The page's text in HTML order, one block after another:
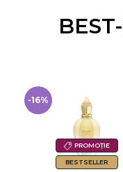
PROMOȚIE
BESTSELLER
-16%